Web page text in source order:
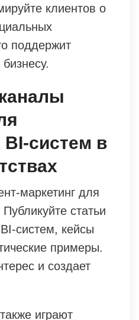
клиентов о
поддержит
BI-систем в
маркетинг для
статьи
систем, кейсы
примеры.
и создает
играют